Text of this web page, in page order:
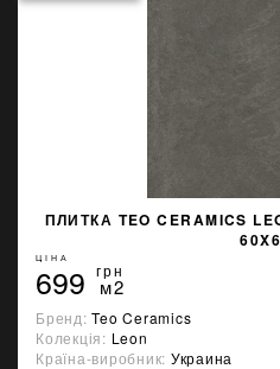
ПЛИТКА TEO CERAMICS
ЦІНА
699 грн
м2
Бренд:Teo Ceramics
Колекція: Leon
Країна-виробник: Украина